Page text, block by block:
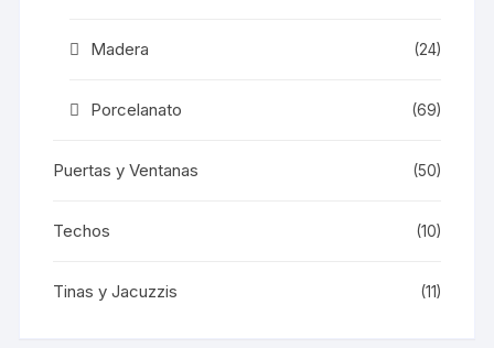
Madera (24)
Porcelanato (69)
Puertas y Ventanas (50)
Techos (10)
Tinas y Jacuzzis (11)